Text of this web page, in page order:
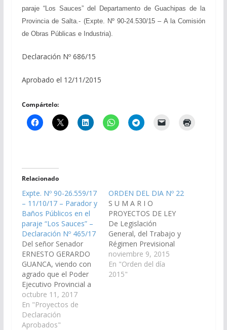
paraje “Los Sauces” del Departamento de Guachipas de la
Provincia de Salta.- (Expte. Nº 90-24.530/15 – A la Comisión
de Obras Públicas e Industria).
Declaración Nº 686/15
Aprobado el 12/11/2015
Compártelo:
Relacionado
Expte. Nº 90-26.559/17
– 11/10/17 – Parador y
Baños Públicos en el
paraje “Los Sauces” –
Declaración Nº 465/17
Del señor Senador
ERNESTO GERARDO
GUANCA, viendo con
agrado que el Poder
Ejecutivo Provincial a
través del Ministerio de
Hacienda y Obras
Públicas, arbitren los
medios necesarios a
octubre 11, 2017
En "Proyectos de
Declaración
Aprobados"
ORDEN DEL DIA Nº 22
S U M A R I O
PROYECTOS DE LEY
De Legislación
General, del Trabajo y
Régimen Previsional
1.- En revisión:
Correcciones en los
artículos 13, 42, 134
noviembre 9, 2015
En "Orden del día
2015"